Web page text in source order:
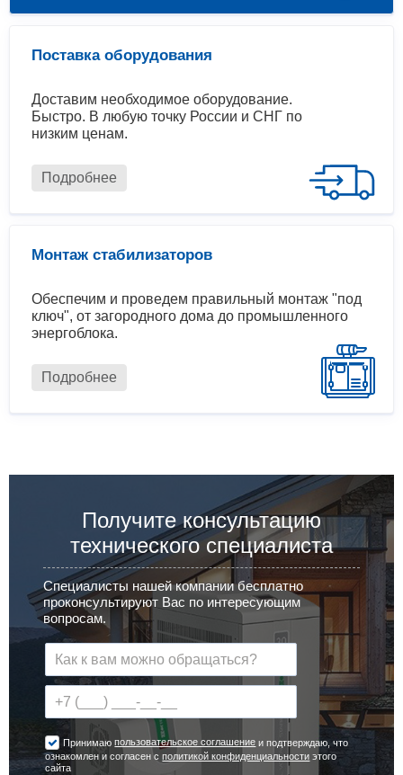
Поставка оборудования
Доставим необходимое оборудование.
Быстро. В любую точку России и СНГ по
низким ценам.
Подробнее
Монтаж стабилизаторов
Обеспечим и проведем правильный монтаж "под
ключ", от загородного дома до промышленного
энергоблока.
Подробнее
Получите консультацию
технического специалиста
Специалисты нашей компании бесплатно
проконсультируют Вас по интересующим
вопросам.
Принимаюпользовательское соглашение и подтверждаю, что
ознакомлен и согласен сполитикой конфиденциальности этого
сайта